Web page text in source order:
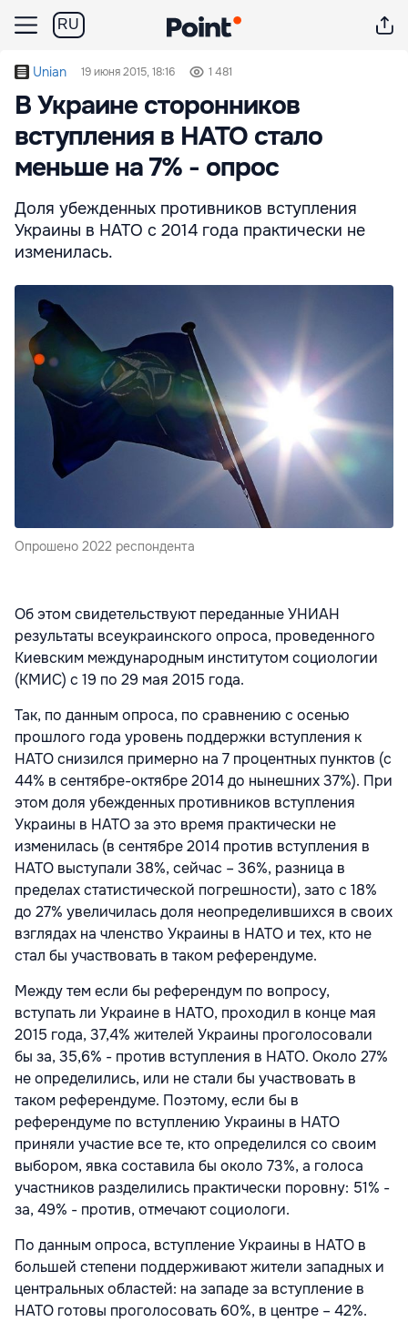
RU
Unian 19 июня 2015, 18:16 1 481
В Украине сторонников
вступления в НАТО стало
меньше на 7% - опрос
Доля убежденных противников вступления
Украины в НАТО с 2014 года практически не
изменилась.
Опрошено 2022 респондента
Об этом свидетельствуют переданные УНИАН
результаты всеукраинского опроса, проведенного
Киевским международным институтом социологии
(КМИС) с 19 по 29 мая 2015 года.
Так, по данным опроса, по сравнению с осенью
прошлого года уровень поддержки вступления к
НАТО снизился примерно на 7 процентных пунктов (с
44% в сентябре-октябре 2014 до нынешних 37%). При
этом доля убежденных противников вступления
Украины в НАТО за это время практически не
изменилась (в сентябре 2014 против вступления в
НАТО выступали 38%, сейчас – 36%, разница в
пределах статистической погрешности), зато с 18%
до 27% увеличилась доля неопределившихся в своих
взглядах на членство Украины в НАТО и тех, кто не
стал бы участвовать в таком референдуме.
Между тем если бы референдум по вопросу,
вступать ли Украине в НАТО, проходил в конце мая
2015 года, 37,4% жителей Украины проголосовали
бы за, 35,6% - против вступления в НАТО. Около 27%
не определились, или не стали бы участвовать в
таком референдуме. Поэтому, если бы в
референдуме по вступлению Украины в НАТО
приняли участие все те, кто определился со своим
выбором, явка составила бы около 73%, а голоса
участников разделились практически поровну: 51% -
за, 49% - против, отмечают социологи.
По данным опроса, вступление Украины в НАТО в
большей степени поддерживают жители западных и
центральных областей: на западе за вступление в
НАТО готовы проголосовать 60%, в центре – 42%.